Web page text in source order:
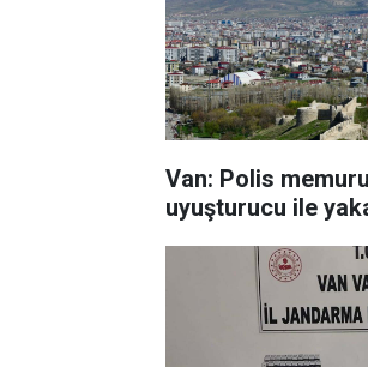
Van: Polis
uyuşturucu ile